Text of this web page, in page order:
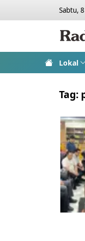
Sabtu,
Lokal
Tag: